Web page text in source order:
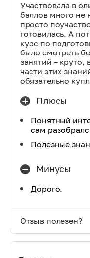
Участвовала в
баллов много не
просто
готовилась. А
курс по
было смотреть
занятий – круто,
части этих
обязательно
Плюсы
Понятный
сам
Полезные
Минусы
Дорого.
Отзыв полезен?